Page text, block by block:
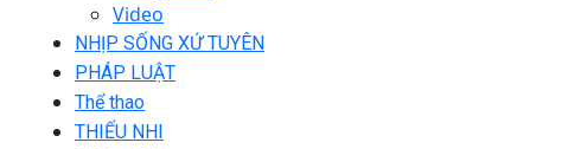
Video
NHỊP SỐNG XỨ TUYÊN
PHÁP LUẬT
Thể thao
THIẾU NHI